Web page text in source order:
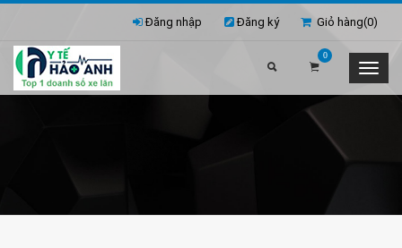
Giỏ hàng(0)
Đăng nhập Đăng ký
0